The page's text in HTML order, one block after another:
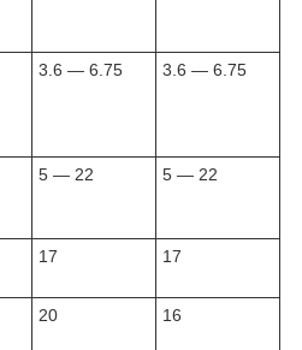
3.6 — 6.75 3.6 — 6.75
5 — 22 5 — 22
17 17
20 16